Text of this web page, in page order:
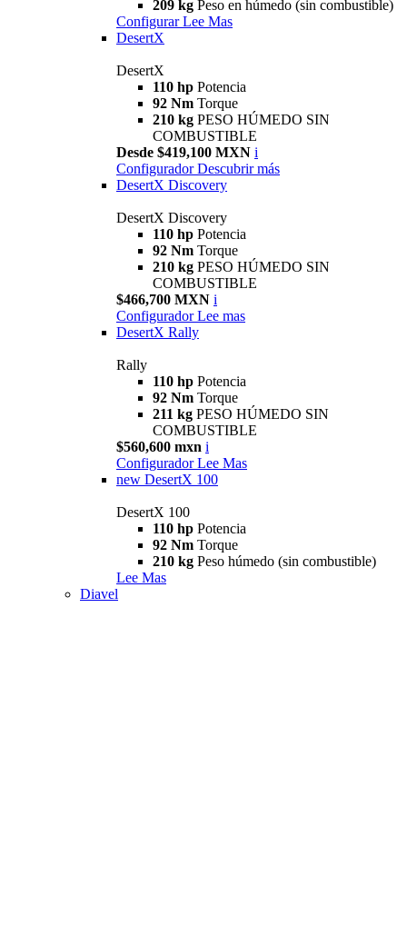
209 kg Peso en húmedo (sin combustible)
Configurar Lee Mas
DesertX
DesertX
110 hp Potencia
92 Nm Torque
210 kg PESO HÚMEDO SIN
COMBUSTIBLE
Desde $419,100 MXN i
Configurador Descubrir más
DesertX Discovery
DesertX Discovery
110 hp Potencia
92 Nm Torque
210 kg PESO HÚMEDO SIN
COMBUSTIBLE
$466,700 MXN i
Configurador Lee mas
DesertX Rally
Rally
110 hp Potencia
92 Nm Torque
211 kg PESO HÚMEDO SIN
COMBUSTIBLE
$560,600 mxn i
Configurador Lee Mas
new DesertX 100
DesertX 100
110 hp Potencia
92 Nm Torque
210 kg Peso húmedo (sin combustible)
Lee Mas
Diavel